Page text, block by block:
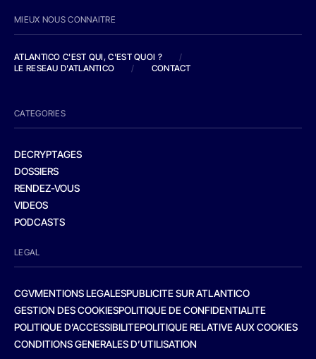
MIEUX NOUS CONNAITRE
ATLANTICO C'EST QUI, C'EST QUOI ?
/
LE RESEAU D'ATLANTICO
/ CONTACT
CATEGORIES
DECRYPTAGES
DOSSIERS
RENDEZ-VOUS
VIDEOS
PODCASTS
LEGAL
CGVMENTIONS LEGALESPUBLICITE SUR ATLANTICO
GESTION DES COOKIESPOLITIQUE DE CONFIDENTIALITE
POLITIQUE D’ACCESSIBILITEPOLITIQUE RELATIVE AUX COOKIES
CONDITIONS GENERALES D’UTILISATION